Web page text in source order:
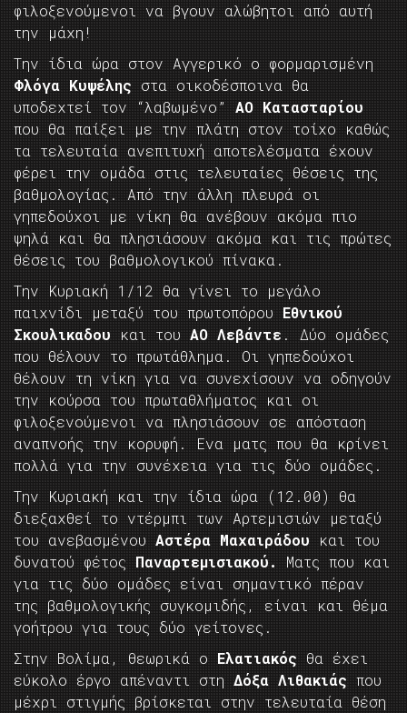
φιλοξενούμενοι να βγουν αλώβητοι από αυτή
την μάχη!
Την ίδια ώρα στον Αγγερικό ο φορμαρισμένη
Φλόγα Κυψέλης στα οικοδέσποινα θα
υποδεχτεί τον “λαβωμένο” ΑΟ Κατασταρίου
που θα παίξει με την πλάτη στον τοίχο καθώς
τα τελευταία ανεπιτυχή αποτελέσματα έχουν
φέρει την ομάδα στις τελευταίες θέσεις της
βαθμολογίας. Από την άλλη πλευρά οι
γηπεδούχοι με νίκη θα ανέβουν ακόμα πιο
ψηλά και θα πλησιάσουν ακόμα και τις πρώτες
θέσεις του βαθμολογικού πίνακα.
Την Κυριακή 1/12 θα γίνει το μεγάλο
παιχνίδι μεταξύ του πρωτοπόρου Εθνικού
Σκουλικαδου και του ΑΟ Λεβάντε . Δύο ομάδες
που θέλουν το πρωτάθλημα. Οι γηπεδούχοι
θέλουν τη νίκη για να συνεχίσουν να οδηγούν
την κούρσα του πρωταθλήματος και οι
φιλοξενούμενοι να πλησιάσουν σε απόσταση
αναπνοής την κορυφή. Ενα ματς που θα κρίνει
πολλά για την συνέχεια για τις δύο ομάδες.
Την Κυριακή και την ίδια ώρα (12.00) θα
διεξαχθεί το ντέρμπι των Αρτεμισιών μεταξύ
του ανεβασμένου Αστέρα Μαχαιράδου και του
δυνατού φέτος Παναρτεμισιακού.
Ματς που και
για τις δύο ομάδες είναι σημαντικό πέραν
της βαθμολογικής συγκομιδής, είναι και θέμα
γοήτρου για τους δύο γείτονες.
Στην Βολίμα, θεωρικά ο Ελατιακός θα έχει
εύκολο έργο απέναντι στη Δόξα Λιθακιάς που
μέχρι στιγμής βρίσκεται στην τελευταία θέση